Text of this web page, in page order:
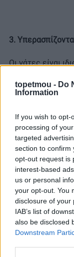
topetmou - Do
Information
If you wish to
processing of
targeted
section to confirm
opt-out request is
interest-based
us or personal
your opt-out. You
disclosure of your
IAB’s list of
also be disclosed
Downstream
3.
Οι γάτες είναι
δικό τους χώρο
τον οριοθετούν
περίπτωση των
παρουσία ενός
έντονες
προηγείται
απειλητικά
κάθε ζώο
Αν καμία
κλιμακώνεται
πολύ, ιδιαίτερα
όπως τροφή,
4. Πεινούν ή